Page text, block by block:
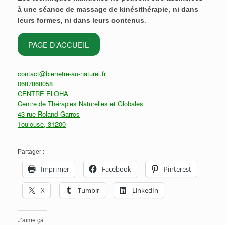
à une séance de massage de kinésithérapie, ni dans
leurs formes, ni dans leurs contenus
PAGE D’ACCUEIL
contact@bienetre-au-naturel.fr
0687868058
CENTRE ELOHA
Centre de Thérapies Naturelles et Globales
43 rue Roland Garros
Toulouse, 31200
Partager :
Imprimer Facebook Pinterest
X Tumblr LinkedIn
J’aime ça :